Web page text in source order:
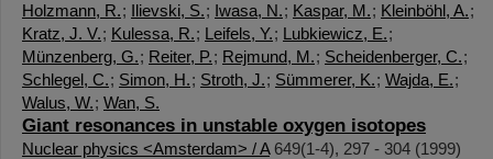
Holzmann, R.; Ilievski, S.; Iwasa, N.; Kaspar, M.; Kleinböhl, A.;
Kratz, J. V.; Kulessa, R.; Leifels, Y.; Lubkiewicz, E.;
Münzenberg, G.; Reiter, P.; Rejmund, M.; Scheidenberger, C.;
Schlegel, C.; Simon, H.; Stroth, J.; Sümmerer, K.; Wajda, E.;
Walus, W.; Wan, S.
Giant resonances in unstable oxygen isotopes
Nuclear physics <Amsterdam> / A 649(1-4), 297 - 304 (1999)